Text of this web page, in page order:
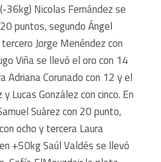
36kg) Nicolas Fernández se
puntos, segundo Ángel
Jorge Menéndez con
Viña se llevó el oro con 14
Adriana Corunado con 12 y el
Lucas González con cinco. En
Suárez con 20 punto,
ocho y tercera Laura
+50kg Saúl Valdés se llevó